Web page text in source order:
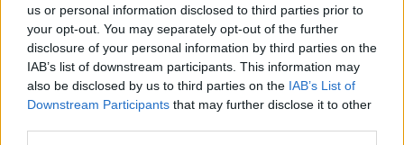
us or personal information disclosed to third parties prior to
your opt-out. You may separately opt-out of the further
disclosure of your personal information by third parties on the
IAB’s list of downstream participants. This information may
also be disclosed by us to third parties on the IAB’s List of
Downstream Participants that may further disclose it to other
Publicidad